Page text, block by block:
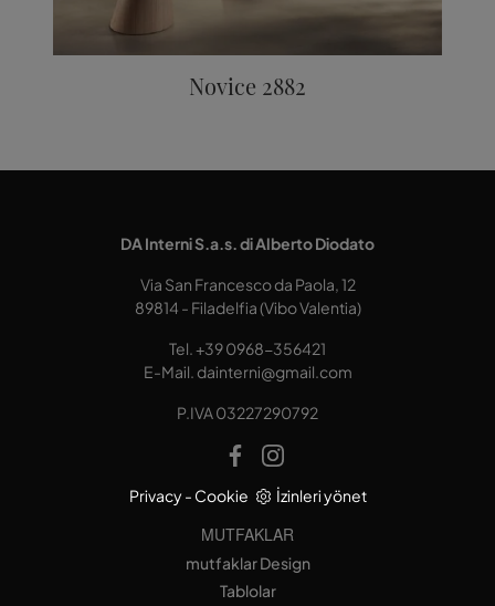
Novice 2882
DA Interni S.a.s. di Alberto Diodato
Via San Francesco da Paola, 12
89814 - Filadelfia (Vibo Valentia)
Tel.+39 0968-356421
E-Mail. dainterni@gmail.com
P.IVA 03227290792
Privacy- Cookie İzinleri yönet
MUTFAKLAR
mutfaklar Design
Tablolar